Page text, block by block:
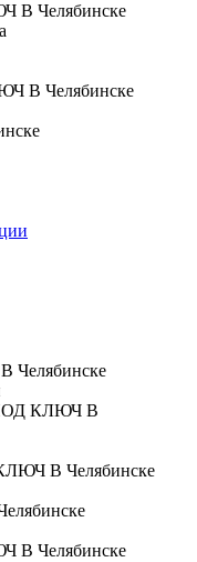
В Челябинске
В Челябинске
КЛЮЧ В
В Челябинске
В Челябинске